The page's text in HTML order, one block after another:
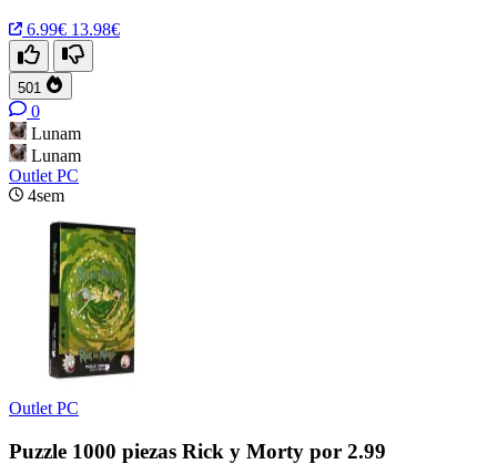
6.99€ 13.98€
501
0
Lunam
Lunam
Outlet PC
4sem
Outlet PC
Puzzle 1000 piezas Rick y Morty por 2.99